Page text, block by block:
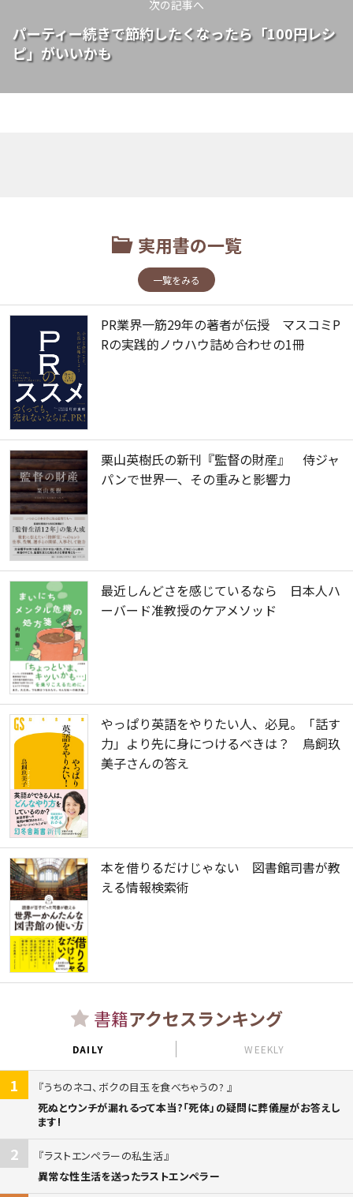
次の記事へ
パーティー続きで節約したくなったら「100円レシ
ピ」がいいかも
実用書の一覧
一覧をみる
PR業界一筋29年の著者が伝授 マスコミP
Rの実践的ノウハウ詰め合わせの1冊
栗山英樹氏の新刊『監督の財産』 侍ジャ
パンで世界一、その重みと影響力
最近しんどさを感じているなら 日本人ハ
ーバード准教授のケアメソッド
やっぱり英語をやりたい人、必見。「話す
力」より先に身につけるべきは？ 鳥飼玖
美子さんの答え
本を借りるだけじゃない 図書館司書が教
える情報検索術
書籍アクセスランキング
DAILY WEEKLY
1
うちのネコ、ボクの目玉を食べちゃうの?
死ぬとウンチが漏れるって本当?「死体」の疑問に葬儀屋がお答えし
ます!
2
ラストエンペラーの私生活
異常な性生活を送ったラストエンペラー